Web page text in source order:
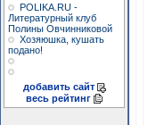
POLIKA.RU -
Литературный клуб
Полины Овчинниковой
Хозяюшка, кушать
подано!
добавить сайт
весь рейтинг